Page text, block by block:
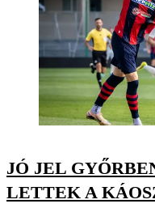
JÓ JEL
LETTEK A